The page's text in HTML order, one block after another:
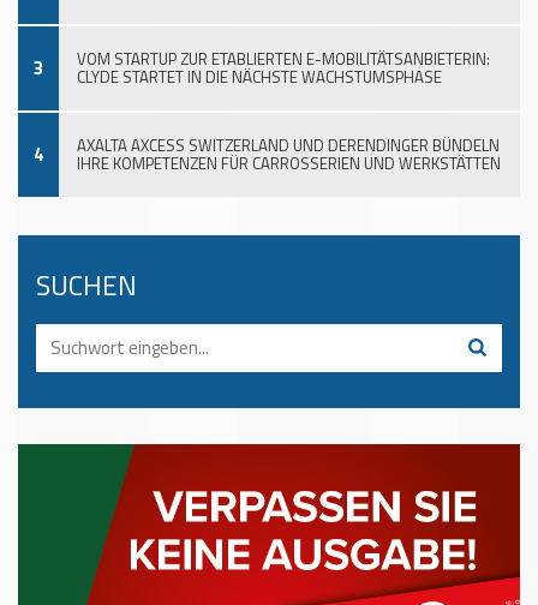
3 VOM STARTUP ZUR ETABLIERTEN E-MOBILITÄTSANBIETERIN:
CLYDE STARTET IN DIE NÄCHSTE WACHSTUMSPHASE
4 AXALTA AXCESS SWITZERLAND UND DERENDINGER BÜNDELN
IHRE KOMPETENZEN FÜR CARROSSERIEN UND WERKSTÄTTEN
SUCHEN